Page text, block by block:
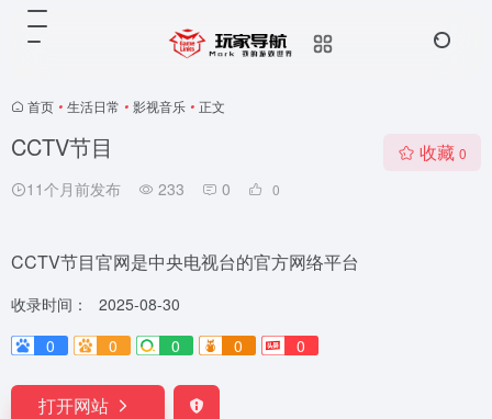
首页 • 生活日常 • 影视音乐 • 正文
CCTV节目
11个月前发布 233 0 0
收藏 0
CCTV节目官网是中央电视台的官方网络平台
收录时间：
2025-08-30
0
0 0 0 0
打开网站